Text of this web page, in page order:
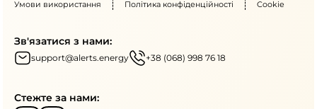
Умови використання Політика конфіденційності Cookie
Зв'язатися з нами:
support@alerts.energy +38 (068) 998 76 18
Стежте за нами: